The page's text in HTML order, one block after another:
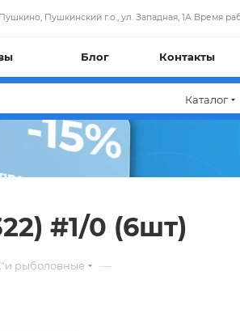
Пушкинский г.о., ул. Западная, 1А Время
Блог Контакты
Каталог
#1/0 (6шт)
рыболовные —